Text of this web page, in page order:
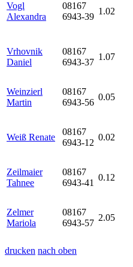
Vogl
Alexandra
08167
6943-39
1.02
Vrhovnik
Daniel
08167
6943-37
1.07
Weinzierl
Martin
08167
6943-56
0.05
Weiß Renate
08167
6943-12
0.02
Zeilmaier
Tahnee
08167
6943-41
0.12
Zelmer
Mariola
08167
6943-57
2.05
drucken nach oben